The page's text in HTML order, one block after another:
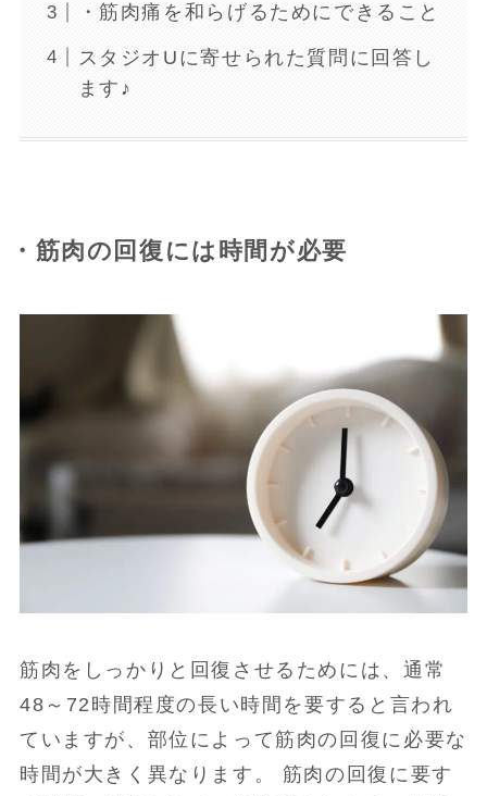
・筋肉痛を和らげるためにできること
スタジオUに寄せられた質問に回答し
ます♪
・筋肉の回復には時間が必要
筋肉をしっかりと回復させるためには、通常
48～72時間程度の長い時間を要すると言われ
ていますが、部位によって筋肉の回復に必要な
時間が大きく異なります。 筋肉の回復に要す